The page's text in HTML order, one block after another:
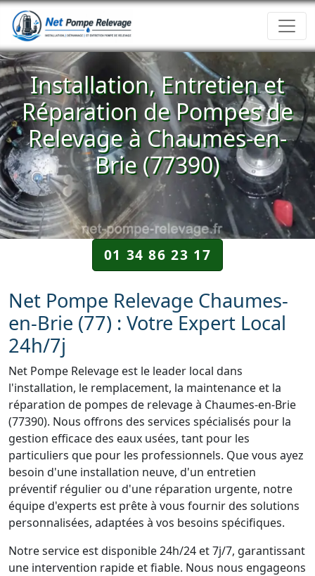
Installation, Entretien et
Réparation de Pompes de
Relevage à Chaumes-en-
Brie (77390)
01 34 86 23 17
Net Pompe Relevage Chaumes-
en-Brie (77) : Votre Expert Local
24h/7j
Net Pompe Relevage est le leader local dans
l'installation, le remplacement, la maintenance et la
réparation de pompes de relevage à Chaumes-en-Brie
(77390). Nous offrons des services spécialisés pour la
gestion efficace des eaux usées, tant pour les
particuliers que pour les professionnels. Que vous ayez
besoin d'une installation neuve, d'un entretien
préventif régulier ou d'une réparation urgente, notre
équipe d'experts est prête à vous fournir des solutions
personnalisées, adaptées à vos besoins spécifiques.
Notre service est disponible 24h/24 et 7j/7, garantissant
une intervention rapide et fiable. Nous nous engageons